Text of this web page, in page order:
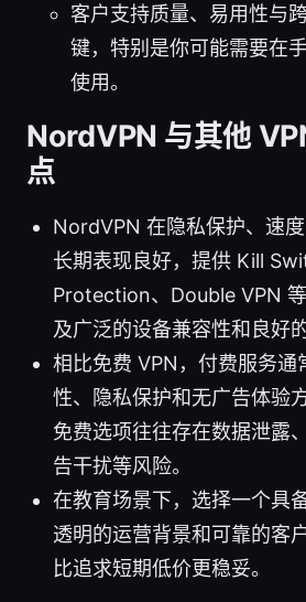
客户支持质量、易用性与
键，特别是你可能需要在
使用。
NordVPN 与其他
点
NordVPN 在隐私保护、速
长期表现良好，提供 Kill
Protection、Double VPN
及广泛的设备兼容性和良好
相比免费 VPN，付费服务通
性、隐私保护和无广告体验
免费选项往往存在数据泄露
告干扰等风险。
在教育场景下，选择一个具
透明的运营背景和可靠的客
比追求短期低价更稳妥。